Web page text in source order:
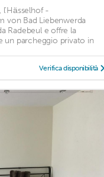
l'Hässelhof -
von Bad Liebenwerda
Radebeul e offre la
un parcheggio privato in
Verifica disponibilità